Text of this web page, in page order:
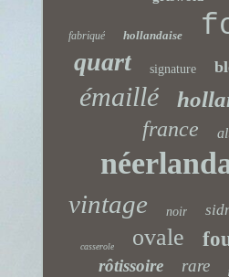
fabriqué hollandaise
quart signature
émaillé
france
vintage noir
casserole ovale
rôtissoire rare